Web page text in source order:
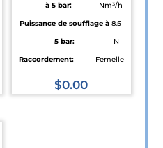
à 5 bar:
Nm³/h
Puissance de soufflage à
5 bar:
8.5
N
Raccordement:
Femelle
$0.00